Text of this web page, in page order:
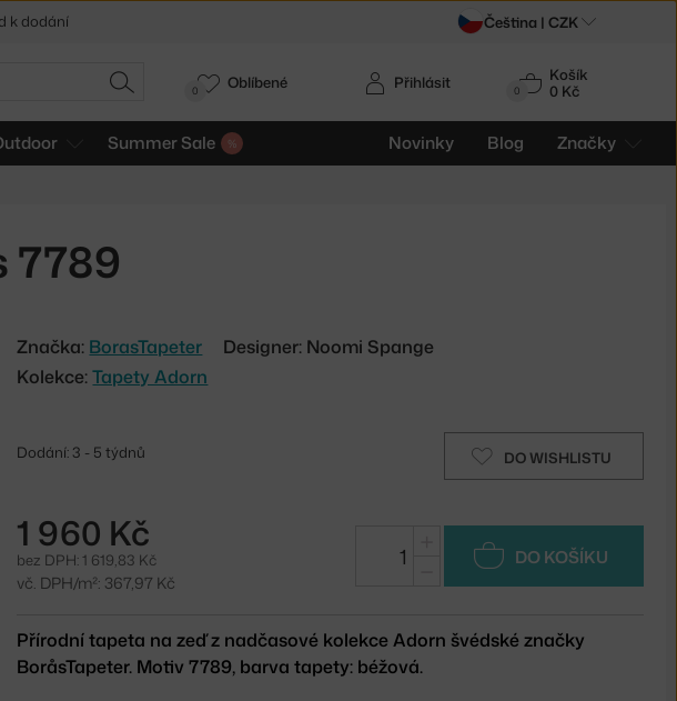
HLEDAT 0
Košík
0 Kč
Summer Sale Novinky Blog Značky
Přihlásit
0 Oblíbené
7789
Značka: BorasTapeter
Designer: Noomi Spange
Kolekce:Tapety Adorn
DO WISHLISTU
Dodání: 3 - 5 týdnů
1 960 Kč
bez DPH: 1 619,83 Kč
vč. DPH/m²: 367,97 Kč
DO KOŠÍKU
Přírodní tapeta na zeď z nadčasové kolekce Adorn švédské značky
BoråsTapeter. Motiv 7789, barva tapety: béžová.
k dodání Čeština | CZK